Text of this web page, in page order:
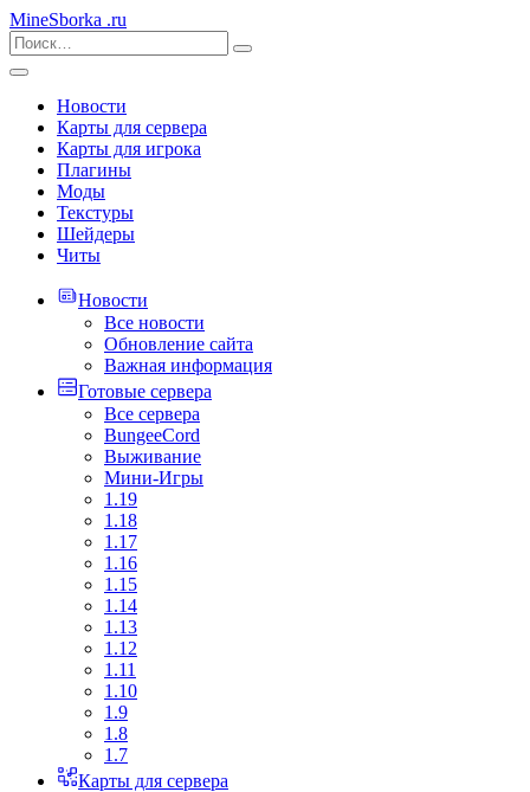
MineSborka .ru
Новости
Карты для сервера
Карты для игрока
Плагины
Моды
Текстуры
Шейдеры
Читы
Новости
Все новости
Обновление сайта
Важная информация
Готовые сервера
Все сервера
BungeeCord
Выживание
Мини-Игры
1.19
1.18
1.17
1.16
1.15
1.14
1.13
1.12
1.11
1.10
1.9
1.8
1.7
Карты для сервера